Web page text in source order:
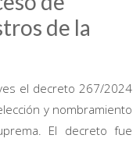
de la
el decreto 267/2024
y nombramiento
El decreto fue